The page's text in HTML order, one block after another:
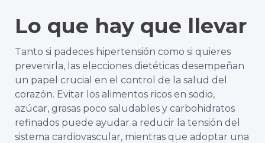
Lo que hay que llevar
Tanto si padeces hipertensión como si quieres
prevenirla, las elecciones dietéticas desempeñan
un papel crucial en el control de la salud del
corazón. Evitar los alimentos ricos en sodio,
azúcar, grasas poco saludables y carbohidratos
refinados puede ayudar a reducir la tensión del
sistema cardiovascular, mientras que adoptar una